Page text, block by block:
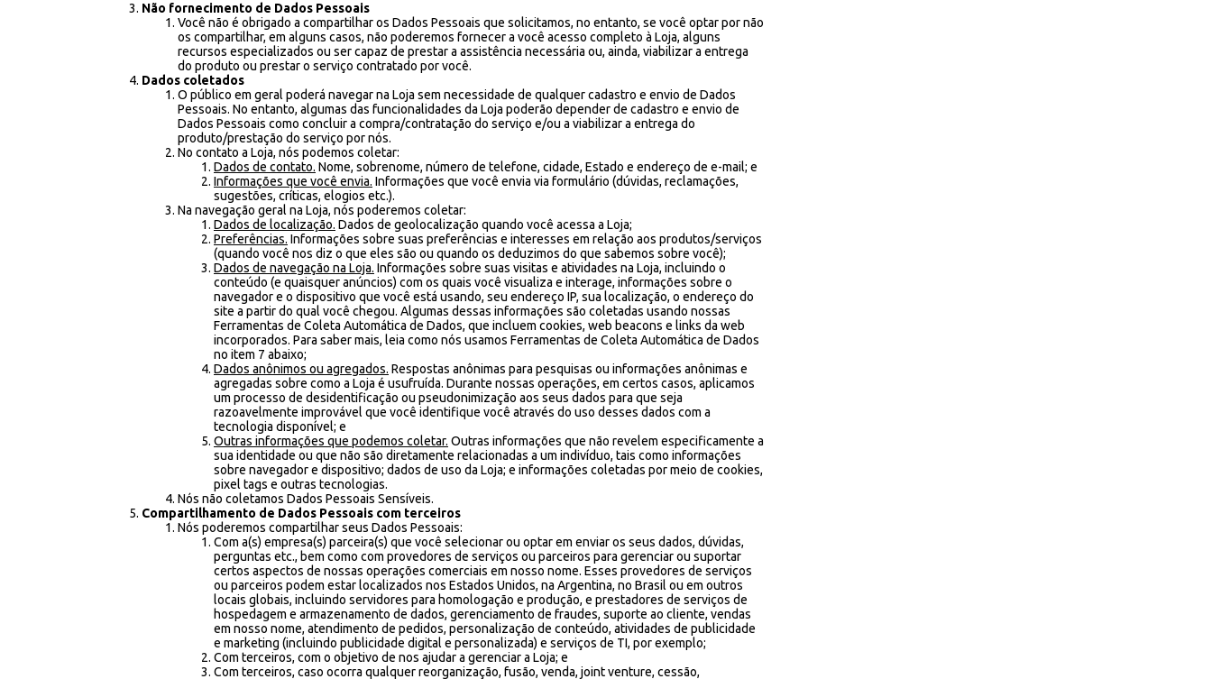
Não fornecimento de Dados Pessoais
Você não é obrigado a compartilhar os Dados Pessoais que solicitamos, no entanto, se você optar por não
os compartilhar, em alguns casos, não poderemos fornecer a você acesso completo à Loja, alguns
recursos especializados ou ser capaz de prestar a assistência necessária ou, ainda, viabilizar a entrega
do produto ou prestar o serviço contratado por você.
Dados coletados
O público em geral poderá navegar na Loja sem necessidade de qualquer cadastro e envio de Dados
Pessoais. No entanto, algumas das funcionalidades da Loja poderão depender de cadastro e envio de
Dados Pessoais como concluir a compra/contratação do serviço e/ou a viabilizar a entrega do
produto/prestação do serviço por nós.
No contato a Loja, nós podemos coletar:
Dados de contato. Nome, sobrenome, número de telefone, cidade, Estado e endereço de e-mail; e
Informações que você envia. Informações que você envia via formulário (dúvidas, reclamações,
sugestões, críticas, elogios etc.).
Na navegação geral na Loja, nós poderemos coletar:
Dados de localização. Dados de geolocalização quando você acessa a Loja;
Preferências. Informações sobre suas preferências e interesses em relação aos produtos/serviços
(quando você nos diz o que eles são ou quando os deduzimos do que sabemos sobre você);
Dados de navegação na Loja. Informações sobre suas visitas e atividades na Loja, incluindo o
conteúdo (e quaisquer anúncios) com os quais você visualiza e interage, informações sobre o
navegador e o dispositivo que você está usando, seu endereço IP, sua localização, o endereço do
site a partir do qual você chegou. Algumas dessas informações são coletadas usando nossas
Ferramentas de Coleta Automática de Dados, que incluem cookies, web beacons e links da web
incorporados. Para saber mais, leia como nós usamos Ferramentas de Coleta Automática de Dados
no item 7 abaixo;
Dados anônimos ou agregados. Respostas anônimas para pesquisas ou informações anônimas e
agregadas sobre como a Loja é usufruída. Durante nossas operações, em certos casos, aplicamos
um processo de desidentificação ou pseudonimização aos seus dados para que seja
razoavelmente improvável que você identifique você através do uso desses dados com a
tecnologia disponível; e
Outras informações que podemos coletar. Outras informações que não revelem especificamente a
sua identidade ou que não são diretamente relacionadas a um indivíduo, tais como informações
sobre navegador e dispositivo; dados de uso da Loja; e informações coletadas por meio de cookies,
pixel tags e outras tecnologias.
Nós não coletamos Dados Pessoais Sensíveis.
Compartilhamento de Dados Pessoais com terceiros
Nós poderemos compartilhar seus Dados Pessoais:
Com a(s) empresa(s) parceira(s) que você selecionar ou optar em enviar os seus dados, dúvidas,
perguntas etc., bem como com provedores de serviços ou parceiros para gerenciar ou suportar
certos aspectos de nossas operações comerciais em nosso nome. Esses provedores de serviços
ou parceiros podem estar localizados nos Estados Unidos, na Argentina, no Brasil ou em outros
locais globais, incluindo servidores para homologação e produção, e prestadores de serviços de
hospedagem e armazenamento de dados, gerenciamento de fraudes, suporte ao cliente, vendas
em nosso nome, atendimento de pedidos, personalização de conteúdo, atividades de publicidade
e marketing (incluindo publicidade digital e personalizada) e serviços de TI, por exemplo;
Com terceiros, com o objetivo de nos ajudar a gerenciar a Loja; e
Com terceiros, caso ocorra qualquer reorganização, fusão, venda, joint venture, cessão,